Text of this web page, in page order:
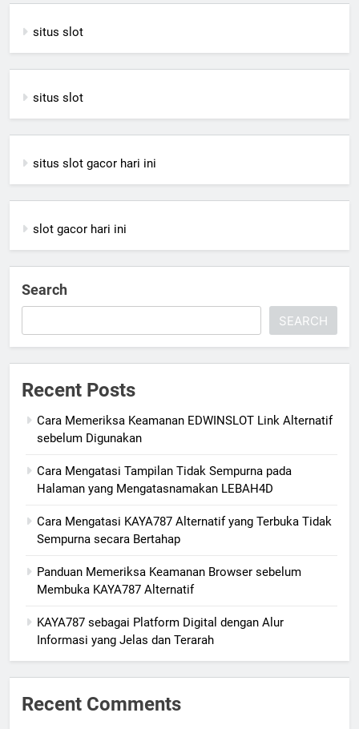
situs slot
situs slot
situs slot gacor hari ini
slot gacor hari ini
Search
SEARCH
Recent Posts
Cara Memeriksa Keamanan EDWINSLOT Link Alternatif
sebelum Digunakan
Cara Mengatasi Tampilan Tidak Sempurna pada
Halaman yang Mengatasnamakan LEBAH4D
Cara Mengatasi KAYA787 Alternatif yang Terbuka Tidak
Sempurna secara Bertahap
Panduan Memeriksa Keamanan Browser sebelum
Membuka KAYA787 Alternatif
KAYA787 sebagai Platform Digital dengan Alur
Informasi yang Jelas dan Terarah
Recent Comments